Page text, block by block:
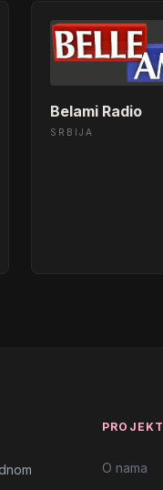
Belami Radio
SRBIJA
PROJEKT
O nama